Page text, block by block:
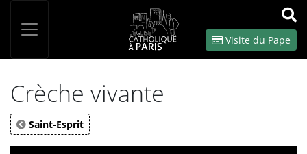
OK
Visite du Pape
Crèche vivante
Saint-Esprit
Panneau de gestion des cookies